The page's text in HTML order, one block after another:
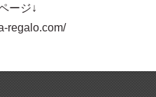
ージ↓
regalo.com/